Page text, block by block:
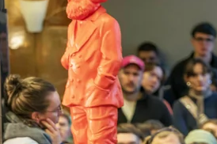
wahrheit
verlag
verlag
veranstaltungen